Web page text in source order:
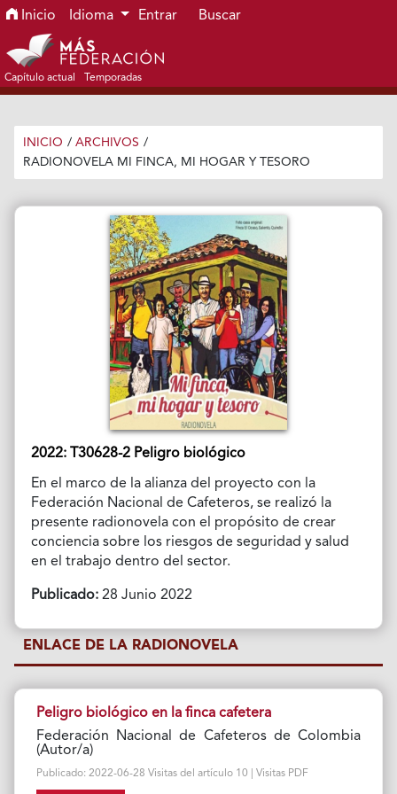
Ir al menú de navegación principal
Ir al contenido principal
Ir al pie de página del sitio
Inicio Idioma Entrar Buscar
Capítulo actual Temporadas
INICIO / ARCHIVOS /
RADIONOVELA MI FINCA, MI HOGAR Y TESORO
2022: T30628-2 Peligro biológico
En el marco de la alianza del proyecto con la
Federación Nacional de Cafeteros, se realizó la
presente radionovela con el propósito de crear
conciencia sobre los riesgos de seguridad y salud
en el trabajo dentro del sector.
Publicado:28 Junio 2022
ENLACE DE LA RADIONOVELA
Peligro biológico en la finca cafetera
Federación Nacional de Cafeteros de Colombia
(Autor/a)
Publicado: 2022-06-28 Visitas del artículo 10 | Visitas PDF